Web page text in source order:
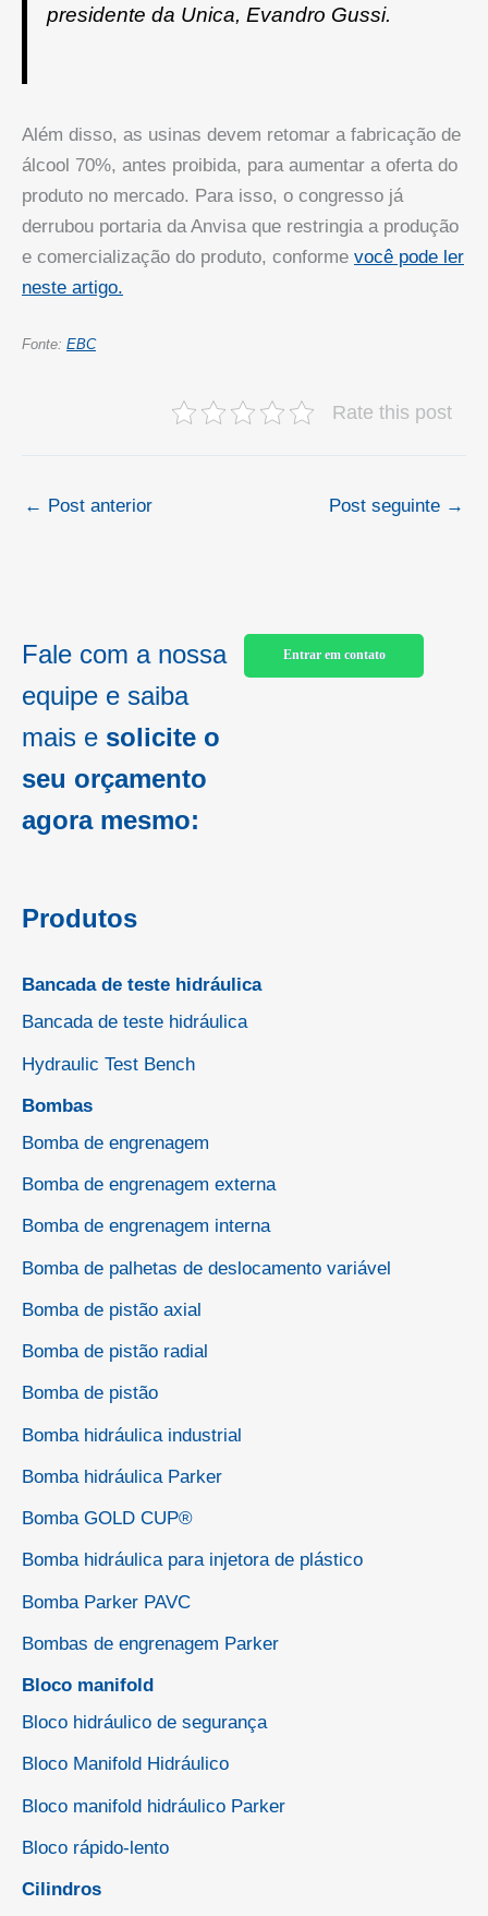
presidente da Unica, Evandro Gussi.
Além disso, as usinas devem retomar a fabricação de
álcool 70%, antes proibida, para aumentar a oferta do
produto no mercado. Para isso, o congresso já
derrubou portaria da Anvisa que restringia a produção
e comercialização do produto, conforme você pode ler
neste artigo.
Fonte: EBC
Rate this post
← Post anterior Post seguinte →
Fale com a nossa
equipe e saiba
mais e solicite o
seu orçamento
agora mesmo:
Entrar em contato
Produtos
Bancada de teste hidráulica
Bancada de teste hidráulica
Hydraulic Test Bench
Bombas
Bomba de engrenagem
Bomba de engrenagem externa
Bomba de engrenagem interna
Bomba de palhetas de deslocamento variável
Bomba de pistão axial
Bomba de pistão radial
Bomba de pistão
Bomba hidráulica industrial
Bomba hidráulica Parker
Bomba GOLD CUP®
Bomba hidráulica para injetora de plástico
Bomba Parker PAVC
Bombas de engrenagem Parker
Bloco manifold
Bloco hidráulico de segurança
Bloco Manifold Hidráulico
Bloco manifold hidráulico Parker
Bloco rápido-lento
Cilindros